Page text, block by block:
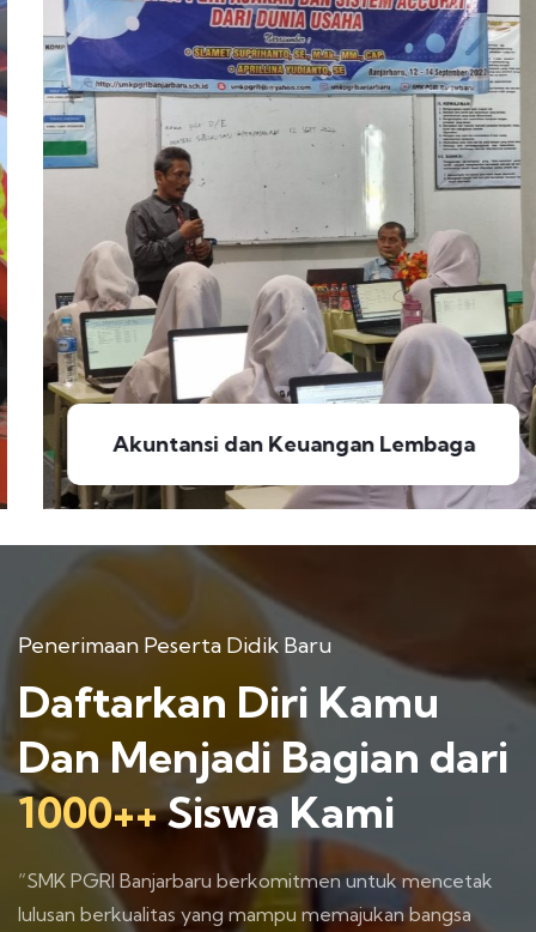
Akuntansi dan Keuangan Lembaga
Penerimaan Peserta Didik Baru
Daftarkan Diri Kamu
Dan Menjadi Bagian dari
1000++Siswa Kami
“SMK PGRI Banjarbaru berkomitmen untuk mencetak
lulusan berkualitas yang mampu memajukan bangsa